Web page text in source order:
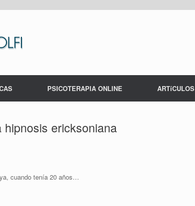
PSICOTERAPIA ONLINE ARTíCULOS
hipnosis ericksoniana
cuando tení­a 20 años…